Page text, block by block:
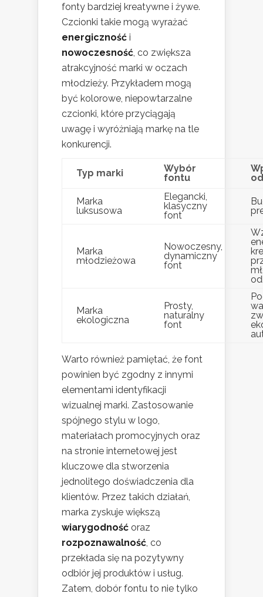
fonty bardziej kreatywne i żywe.
Czcionki takie mogą wyrażać
energiczność i
nowoczesność , co zwiększa
atrakcyjność marki w oczach
młodzieży. Przykładem mogą
być kolorowe, niepowtarzalne
czcionki, które przyciągają
uwagę i wyróżniają markę na tle
konkurencji.
Typ marki
Wybór
fontu
Marka
luksusowa
Elegancki,
klasyczny
font
Marka
młodzieżowa
Nowoczesny,
dynamiczny
font
Marka
ekologiczna
Prosty,
naturalny
font
Warto również pamiętać, że font
powinien być zgodny z innymi
elementami identyfikacji
wizualnej marki. Zastosowanie
spójnego stylu w logo,
materiałach promocyjnych oraz
na stronie internetowej jest
kluczowe dla stworzenia
jednolitego doświadczenia dla
klientów. Przez takich działań,
marka zyskuje większą
wiarygodność oraz
rozpoznawalność , co
przekłada się na pozytywny
odbiór jej produktów i usług.
Zatem, dobór fontu to nie tylko